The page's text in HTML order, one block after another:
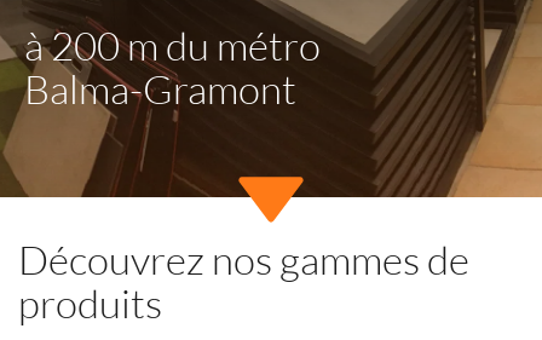
à 200 m du métro
Balma-Gramont
Découvrez nos gammes de
produits